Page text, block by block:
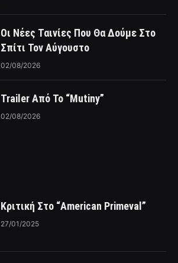
Οι Νέες Ταινίες Που Θα Δούμε Στο
Σπίτι Τον Αύγουστο
02/08/2026
Trailer Από Το “Mutiny”
02/08/2026
Κριτική Στο “American Primeval”
27/01/2025